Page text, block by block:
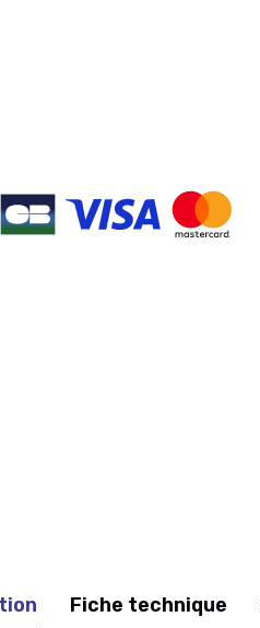
Fiche technique